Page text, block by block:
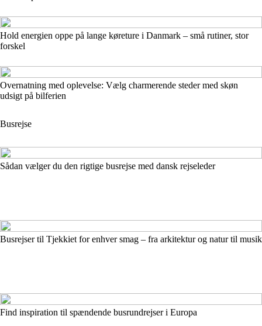
Hold energien oppe på lange køreture i Danmark – små rutiner, stor
forskel
Overnatning med oplevelse: Vælg charmerende steder med skøn
udsigt på bilferien
Busrejse
Sådan vælger du den rigtige busrejse med dansk rejseleder
Busrejser til Tjekkiet for enhver smag – fra arkitektur og natur til musik
Find inspiration til spændende busrundrejser i Europa